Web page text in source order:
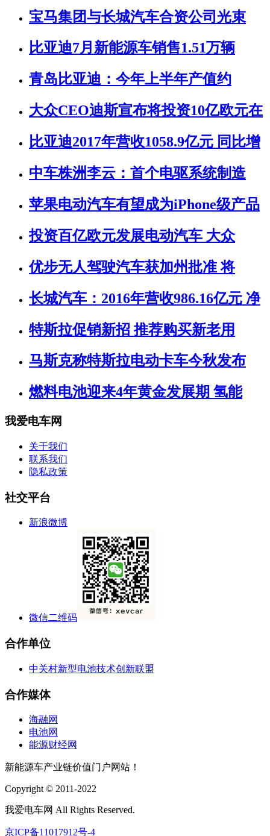
宝马集团与长城汽车合资公司光束
比亚迪7月新能源车销售1.51万辆
青岛比亚迪：今年上半年产值约
大众CEO迪斯宣布将投资10亿欧元在
比亚迪2017年营收1058.9亿元 同比增
中车株洲李云：首个电驱系统制造
苹果电动汽车有望成为iPhone级产品
投资百亿欧元发展电动汽车 大众
优步无人驾驶汽车获加州批准 将
长城汽车：2016年营收986.16亿元 净
特斯拉促销新招 推荐购买新老用
马斯克称特斯拉电动卡车今秋发布
燃料电池迎来4年黄金发展期 氢能
我爱电车网
关于我们
联系我们
隐私政策
社交平台
新浪微博
微信二维码
合作单位
中关村新型电池技术创新联盟
合作媒体
海融网
电池网
能源财经网
新能源车产业链价值门户网站！
Copyright © 2011-2022
我爱电车网 All Rights Reserved.
京ICP备11017912号-4